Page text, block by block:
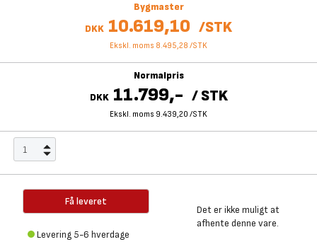
Bygmaster
DKK 10.619,10 /STK
Ekskl. moms 8.495,28 /STK
Normalpris
DKK 11.799,- / STK
Ekskl. moms 9.439,20 /STK
Få leveret
Levering 5-6 hverdage
Det er ikke muligt at
afhente denne vare.